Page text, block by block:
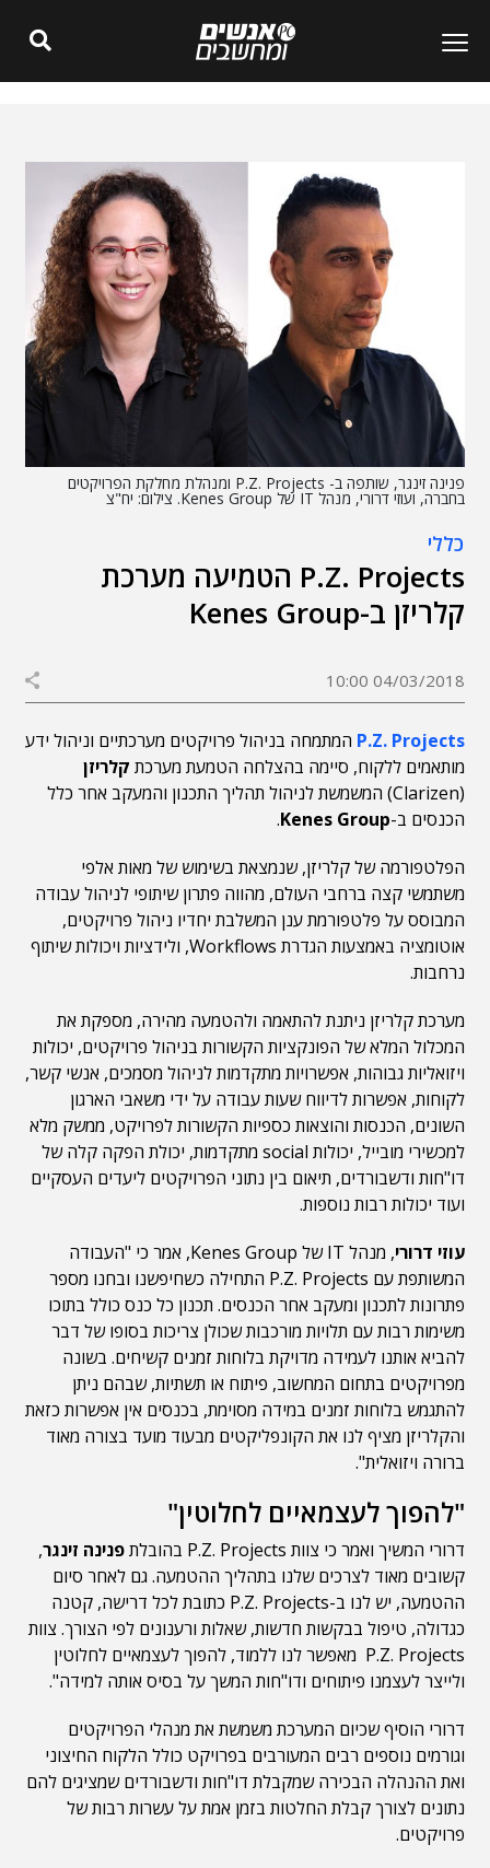
פנינה זינגר, שותפה ב- P.Z. Projects ומנהלת מחלקת הפרויקטים
בחברה, ועוזי דרורי, מנהל IT של Kenes Group. צילום: יח"צ
כללי
P.Z. Projects הטמיעה מערכת
קלריזן ב-Kenes Group
04/03/2018 10:00
P.Z. Projects המתמחה בניהול פרויקטים מערכתיים וניהול ידע
מותאמים ללקוח, סיימה בהצלחה הטמעת מערכת קלריזן
(Clarizen) המשמשת לניהול תהליך התכנון והמעקב אחר כלל
הכנסים ב-Kenes Group
.
הפלטפורמה של קלריזן, שנמצאת בשימוש של מאות אלפי
משתמשי קצה ברחבי העולם, מהווה פתרון שיתופי לניהול עבודה
המבוסס על פלטפורמת ענן המשלבת יחדיו ניהול פרויקטים,
אוטומציה באמצעות הגדרת Workflows, ולידציות ויכולות שיתוף
נרחבות.
מערכת קלריזן ניתנת להתאמה ולהטמעה מהירה, מספקת את
המכלול המלא של הפונקציות הקשורות בניהול פרויקטים, יכולות
ויזואליות גבוהות, אפשרויות מתקדמות לניהול מסמכים, אנשי קשר,
לקוחות, אפשרות לדיווח שעות עבודה על ידי משאבי הארגון
השונים, הכנסות והוצאות כספיות הקשורות לפרויקט, ממשק מלא
למכשירי מובייל, יכולות social מתקדמות, יכולת הפקה קלה של
דו"חות ודשבורדים, תיאום בין נתוני הפרויקטים ליעדים העסקיים
ועוד יכולות רבות נוספות.
עוזי דרורי
, מנהל IT של Kenes Group, אמר כי "העבודה
המשותפת עם P.Z. Projects התחילה כשחיפשנו ובחנו מספר
פתרונות לתכנון ומעקב אחר הכנסים. תכנון כל כנס כולל בתוכו
משימות רבות עם תלויות מורכבות שכולן צריכות בסופו של דבר
להביא אותנו לעמידה מדויקת בלוחות זמנים קשיחים. בשונה
מפרויקטים בתחום המחשוב, פיתוח או תשתיות, שבהם ניתן
להתגמש בלוחות זמנים במידה מסוימת, בכנסים אין אפשרות כזאת
והקלריזן מציף לנו את הקונפליקטים מבעוד מועד בצורה מאוד
ברורה ויזואלית".
"להפוך לעצמאיים לחלוטין"
דרורי המשיך ואמר כי צוות P.Z. Projects בהובלת פנינה זינגר,
קשובים מאוד לצרכים שלנו בתהליך ההטמעה. גם לאחר סיום
ההטמעה, יש לנו ב-P.Z. Projects כתובת לכל דרישה, קטנה
כגדולה, טיפול בבקשות חדשות, שאלות ורענונים לפי הצורך. צוות
P.Z. Projects מאפשר לנו ללמוד, להפוך לעצמאיים לחלוטין
ולייצר לעצמנו פיתוחים ודו"חות המשך על בסיס אותה למידה".
דרורי הוסיף שכיום המערכת משמשת את מנהלי הפרויקטים
וגורמים נוספים רבים המעורבים בפרויקט כולל הלקוח החיצוני
ואת ההנהלה הבכירה שמקבלת דו"חות ודשבורדים שמציגים להם
נתונים לצורך קבלת החלטות בזמן אמת על עשרות רבות של
פרויקטים.